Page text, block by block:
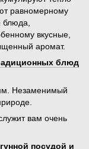
равномерному
вкусные,
аромат.
блюд
Незаменимый
вам очень
посудой и